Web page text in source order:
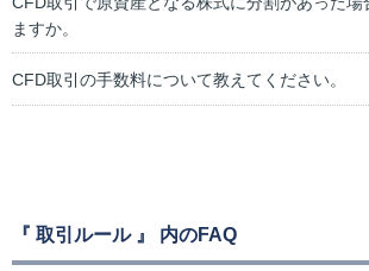
ますか。
CFD取引の手数料について教えてください。
『 取引ルール 』 内のFAQ